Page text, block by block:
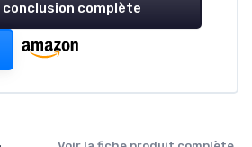
conclusion complète